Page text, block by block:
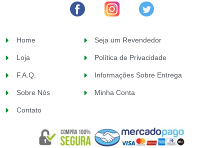
Home
Loja
F.A.Q.
Sobre Nós
Contato
Seja um Revendedor
Política de Privacidade
Informações Sobre Entrega
Minha Conta